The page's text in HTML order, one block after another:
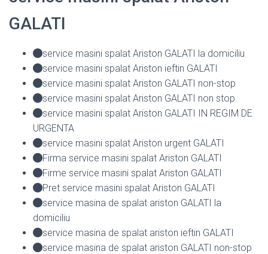
GALATI
service masini spalat Ariston GALATI la domiciliu
service masini spalat Ariston ieftin GALATI
service masini spalat Ariston GALATI non-stop
service masini spalat Ariston GALATI non stop
service masini spalat Ariston GALATI IN REGIM DE
URGENTA
service masini spalat Ariston urgent GALATI
Firma service masini spalat Ariston GALATI
Firme service masini spalat Ariston GALATI
Pret service masini spalat Ariston GALATI
service masina de spalat ariston GALATI la
domiciliu
service masina de spalat ariston ieftin GALATI
service masina de spalat ariston GALATI non-stop